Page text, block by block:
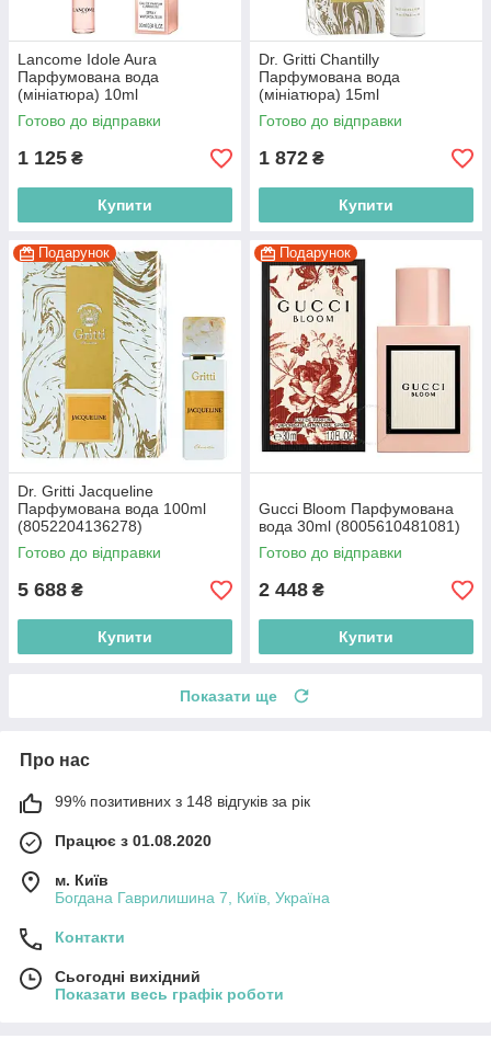
Lancome Idole Aura
Парфумована вода
(мініатюра) 10ml
(3614273677769)
Готово до відправки
1 125 ₴
Купити
Dr. Gritti Chantilly
Парфумована вода
(мініатюра) 15ml
(8052204138012)
Готово до відправки
1 872 ₴
Купити
Подарунок
Dr. Gritti Jacqueline
Парфумована вода 100ml
(8052204136278)
Готово до відправки
5 688 ₴
Купити
Подарунок
Gucci Bloom Парфумована
вода 30ml (8005610481081)
Готово до відправки
2 448 ₴
Купити
Показати ще
Про нас
99% позитивних з 148 відгуків за рік
Працює з 01.08.2020
м. Київ
Богдана Гаврилишина 7, Київ, Україна
Контакти
Сьогодні вихідний
Показати весь графік роботи